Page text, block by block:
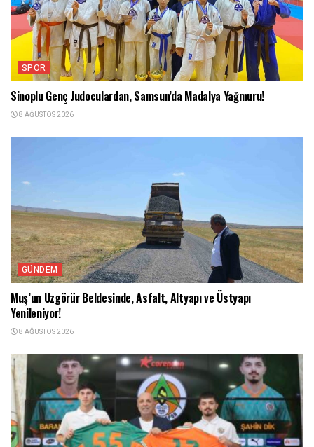
SPOR
Sinoplu Genç Judoculardan, Samsun’da Madalya Yağmuru!
8 AĞUSTOS 2026
GÜNDEM
Muş’un Uzgörür Beldesinde, Asfalt, Altyapı ve Üstyapı
Yenileniyor!
8 AĞUSTOS 2026